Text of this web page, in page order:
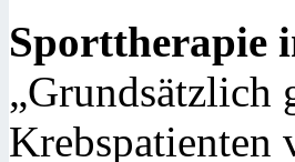
Sporttherapie
„Grundsätzlich